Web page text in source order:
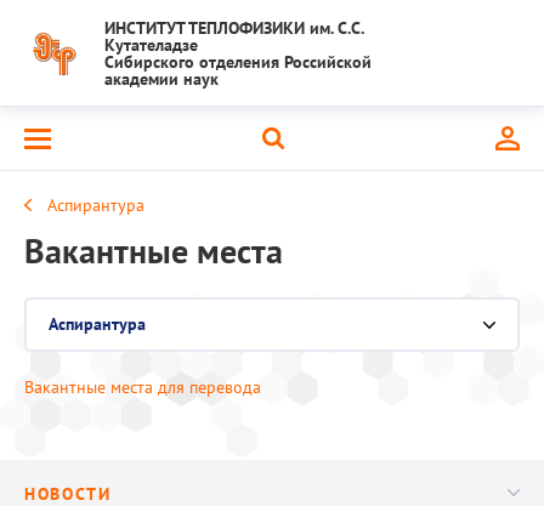
ИНСТИТУТ ТЕПЛОФИЗИКИ им. С.С.
Кутателадзе
Сибирского отделения Российской
академии наук
Аспирантура
Вакантные места
Кафедра физики неравновесных процессов
Аспирантура
Выберите раздел
Вакантные места для перевода
НОВОСТИ